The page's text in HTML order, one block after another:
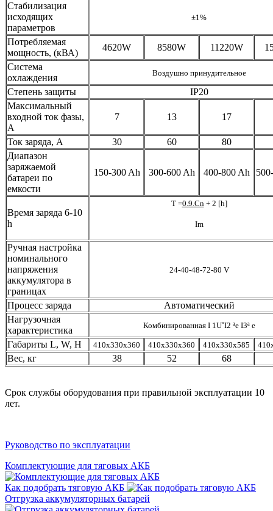
Стабилизация
исходящих
параметров
±1%
Потребляемая
мощность, (кВА)
4620W 8580W 11220W
Система
охлаждения
Воздушно принудительное
Степень защиты
IP20
Максимальный
входной ток фазы,
А
7 13 17
Ток заряда, А 30 60
80
Диапазон
заряжаемой
батареи по
емкости
150-300 Ah 300-600 Ah 400-800 Ah
Время заряда 6-10
h
T =0.9.Cn+ 2 [h]
Im
Ручная настройка
номинального
напряжения
аккумулятора в
границах
24-40-48-72-80 V
Процесс заряда
Автоматический
Нагрузочная
характеристика
Комбинированная I 1U˚I2 ªе I3ª е
Габариты L, W, H 410х330х360 410х330х360 410х330х585
Вес, кг 38 52 68
Срок службы оборудования при правильной эксплуатации 10
лет.
Руководство по эксплуатации
Комплектующие для тяговых АКБ
Как подобрать тяговую АКБ
Отгрузка аккумуляторных батарей